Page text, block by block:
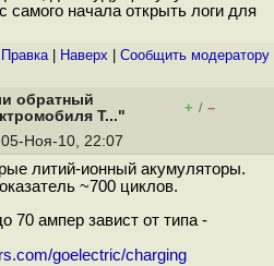
начала открыть логи для
Правка| Наверх Cообщить модератору
обратный
T..."
+ / –
Ноя-10, 22:07
литий-ионный акумуляторы.
~700 циклов.
70 ампер завист от типа -
goelectric/charging